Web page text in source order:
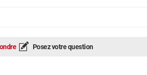
Posez votre question